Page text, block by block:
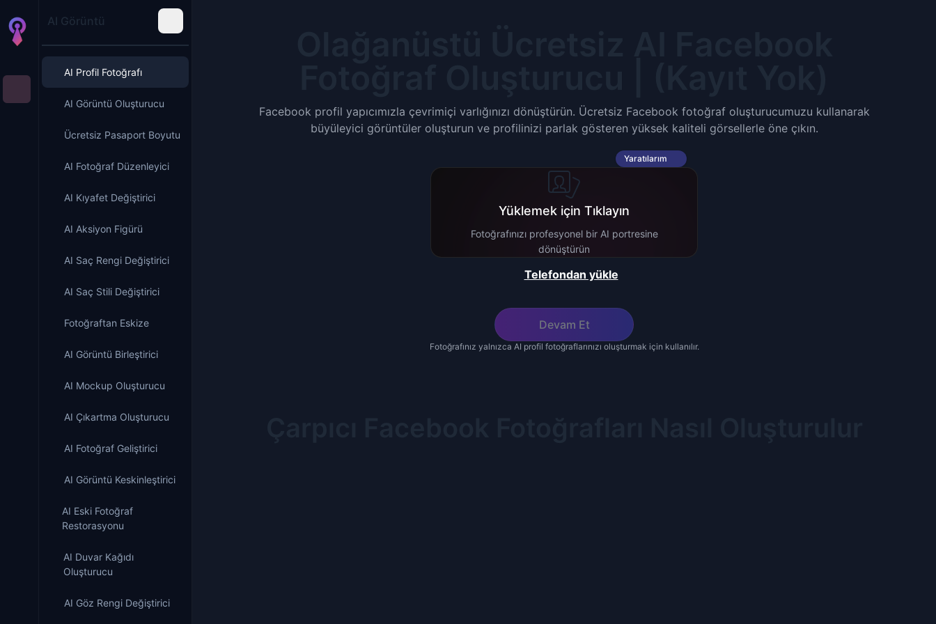
AI Görüntü
AI Profil Fotoğrafı
AI Görüntü Oluşturucu
Ücretsiz Pasaport Boyutu
AI Fotoğraf Düzenleyici
AI Kıyafet Değiştirici
AI Aksiyon Figürü
AI Saç Rengi Değiştirici
AI Saç Stili Değiştirici
Fotoğraftan Eskize
AI Görüntü Birleştirici
AI Mockup Oluşturucu
AI Çıkartma Oluşturucu
AI Fotoğraf Geliştirici
AI Görüntü Keskinleştirici
AI Eski Fotoğraf
Restorasyonu
AI Duvar Kağıdı
Oluşturucu
AI Göz Rengi Değiştirici
Facebook profil yapıcımızla çevrimiçi varlığınızı dönüştürün. Ücretsiz Facebook fotoğraf oluşturucumuzu kullanarak
büyüleyici görüntüler oluşturun ve profilinizi parlak gösteren yüksek kaliteli görsellerle öne çıkın.
Yaratılarım
Yüklemek için Tıklayın
Fotoğrafınızı profesyonel bir AI portresine
dönüştürün
Telefondan yükle
Devam Et
Fotoğrafınız yalnızca AI profil fotoğraflarınızı oluşturmak için kullanılır.